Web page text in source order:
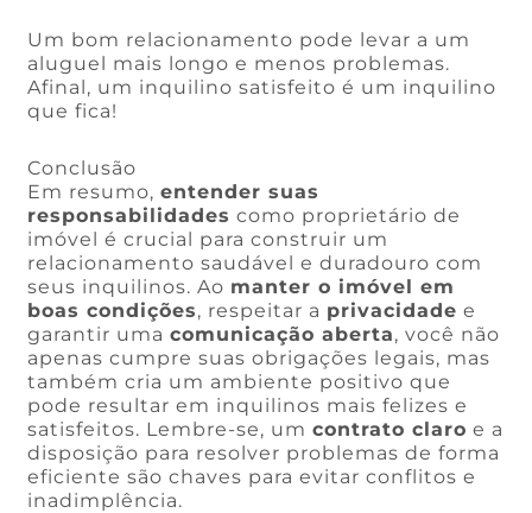
Um bom relacionamento pode levar a um
aluguel mais longo e menos problemas.
Afinal, um inquilino satisfeito é um inquilino
que fica!
Conclusão
Em resumo,entender suas
responsabilidades como proprietário de
imóvel é crucial para construir um
relacionamento saudável e duradouro com
seus inquilinos. Ao manter o imóvel em
boas condições, respeitar a privacidade e
garantir umacomunicação aberta, você não
apenas cumpre suas obrigações legais, mas
também cria um ambiente positivo que
pode resultar em inquilinos mais felizes e
satisfeitos. Lembre-se, umcontrato claro e a
disposição para resolver problemas de forma
eficiente são chaves para evitar conflitos e
inadimplência.